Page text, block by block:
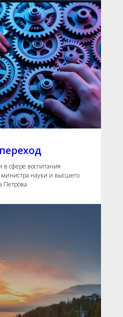
в сфере воспитания
министра науки и высшего
Петрова